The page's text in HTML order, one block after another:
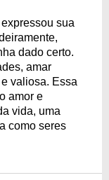
sua
dado certo.
amar
valiosa. Essa
amor e
vida, uma
como seres